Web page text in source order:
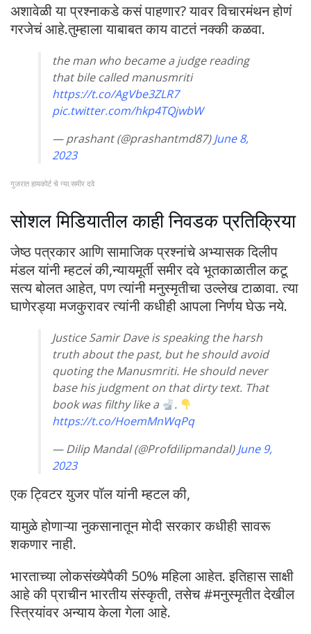
अशावेळी या प्रश्नाकडे कसं पाहणार? यावर विचारमंथन होणं
गरजेचं आहे.तुम्हाला याबाबत काय वाटतं नक्की कळवा.
the man who became a judge reading
that bile called manusmriti
https://t.co/AgVbe3ZLR7
pic.twitter.com/hkp4TQjwbW
— prashant (@prashantmd87)June 8,
2023
गुजरात हायकोर्ट चे न्या.समीर दवे
सोशल मिडियातील काही निवडक प्रतिक्रिया
जेष्ठ पत्रकार आणि सामाजिक प्रश्नांचे अभ्यासक दिलीप
मंडल यांनी म्हटलं की,न्यायमूर्ती समीर दवे भूतकाळातील कटू
सत्य बोलत आहेत, पण त्यांनी मनुस्मृतीचा उल्लेख टाळावा. त्या
घाणेरड्या मजकुरावर त्यांनी कधीही आपला निर्णय घेऊ नये.
Justice Samir Dave is speaking the harsh
truth about the past, but he should avoid
quoting the Manusmriti. He should never
base his judgment on that dirty text. That
book was filthy like a
.
https://t.co/HoemMnWqPq
— Dilip Mandal (@Profdilipmandal)June 9,
2023
एक ट्विटर युजर पॉल यांनी म्हटल की,
यामुळे होणाऱ्या नुकसानातून मोदी सरकार कधीही सावरू
शकणार नाही.
भारताच्या लोकसंख्येपैकी 50% महिला आहेत. इतिहास साक्षी
आहे की प्राचीन भारतीय संस्कृती, तसेच #मनुस्मृतीत देखील
स्त्रियांवर अन्याय केला गेला आहे.